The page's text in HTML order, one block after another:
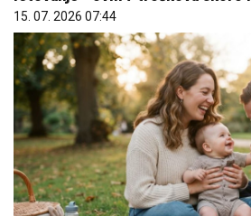
15. 07. 2026 07:44